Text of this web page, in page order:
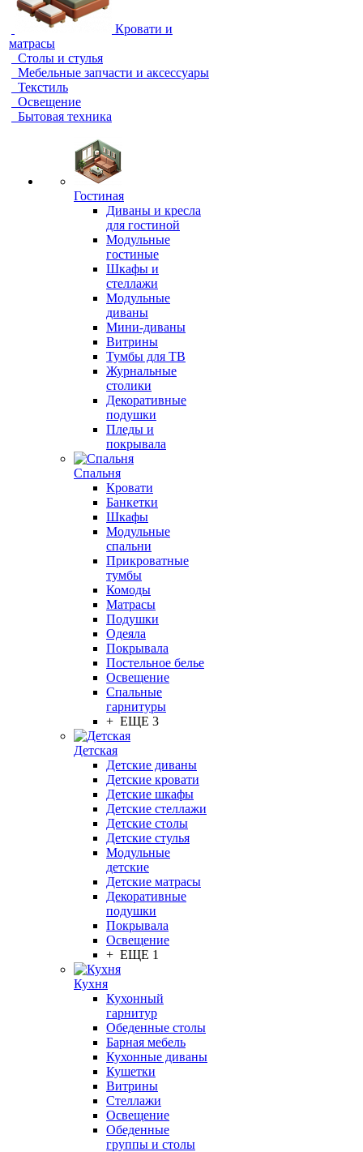
Кровати и
матрасы
Столы и стулья
Мебельные запчасти и аксессуары
Текстиль
Освещение
Бытовая техника
Гостиная
Диваны и кресла
для гостиной
Модульные
гостиные
Шкафы и
стеллажи
Модульные
диваны
Мини-диваны
Витрины
Тумбы для ТВ
Журнальные
столики
Декоративные
подушки
Пледы и
покрывала
Спальня
Кровати
Банкетки
Шкафы
Модульные
спальни
Прикроватные
тумбы
Комоды
Матрасы
Подушки
Одеяла
Покрывала
Постельное белье
Освещение
Спальные
гарнитуры
+ ЕЩЕ 3
Детская
Детские диваны
Детские кровати
Детские шкафы
Детские стеллажи
Детские столы
Детские стулья
Модульные
детские
Детские матрасы
Декоративные
подушки
Покрывала
Освещение
+ ЕЩЕ 1
Кухня
Кухонный
гарнитур
Обеденные столы
Барная мебель
Кухонные диваны
Кушетки
Витрины
Стеллажи
Освещение
Обеденные
группы и столы